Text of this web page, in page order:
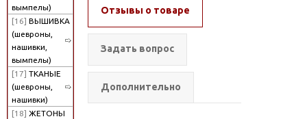
вымпелы)
[16] ВЫШИВКА
(шевроны,
нашивки,
вымпелы)
[17] ТКАНЫЕ
(шевроны,
нашивки)
[18] ЖЕТОНЫ
Отзывы о товаре
Задать вопрос
Дополнительно